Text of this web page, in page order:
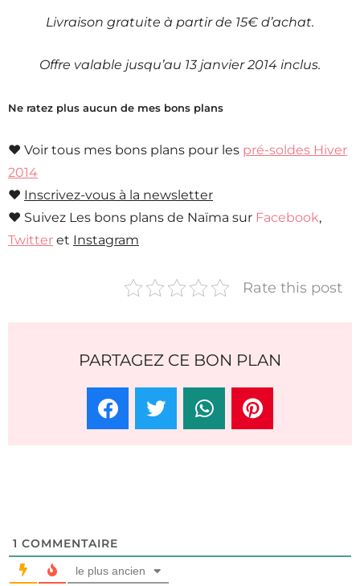
Livraison gratuite à partir de 15€ d’achat.
Offre valable jusqu’au 13 janvier 2014 inclus.
Ne ratez plus aucun de mes bons plans
♥ Voir tous mes bons plans pour les pré-soldes Hiver
2014
♥ Inscrivez-vous à la newsletter
♥ Suivez Les bons plans de Naïma sur Facebook,
Twitter et Instagram
Rate this post
PARTAGEZ CE BON PLAN
1 COMMENTAIRE
le plus ancien